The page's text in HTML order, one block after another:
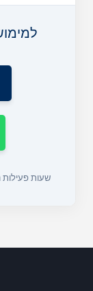
שעות פעילות המוקד: